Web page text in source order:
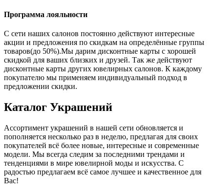
Программа лояльности
С сети наших салонов постоянно действуют интересные
акции и предложения по скидкам на определённые группы
товаров(до 50%).Мы дарим дисконтные карты с хорошей
скидкой для ваших близких и друзей. Так же действуют
дисконтные карты других ювелирных салонов. К каждому
покупателю мы применяем индивидуальный подход в
предложении скидки.
Каталог Украшений
Ассортимент украшений в нашей сети обновляется и
пополняется несколько раз в неделю, предлагая для своих
покупателей всё более новые, интересные и современные
модели. Мы всегда следим за последними трендами и
тенденциями в мире ювелирной моды и искусства. С
радостью предлагаем всё самое лучшее и качественное для
Вас!